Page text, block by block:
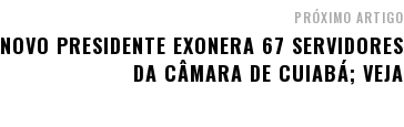
PRÓXIMO ARTIGO
NOVO PRESIDENTE EXONERA 67 SERVIDORES
DA CÂMARA DE CUIABÁ; VEJA